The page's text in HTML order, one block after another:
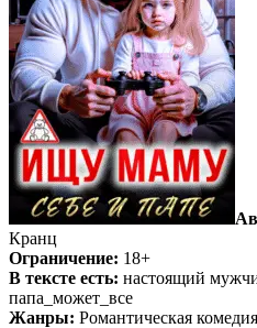
Кранц
Ограничение: 18+
В тексте есть: настоящий
папа_может_все
Жанры: Романтическая